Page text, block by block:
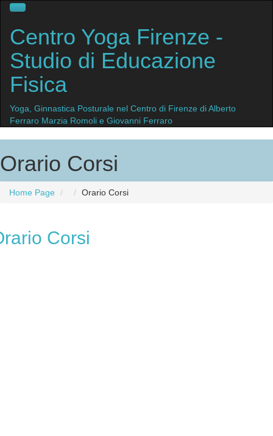
Centro Yoga Firenze -
Studio di Educazione
Fisica
Yoga, Ginnastica Posturale nel Centro di Firenze di Alberto
Ferraro Marzia Romoli e Giovanni Ferraro
Orario Corsi
Home Page Orario Corsi
Corsi